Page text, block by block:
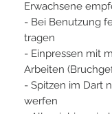
Erwachsene
- Bei Benutzung
tragen
- Einpressen mit
Arbeiten
- Spitzen im Dart
werfen